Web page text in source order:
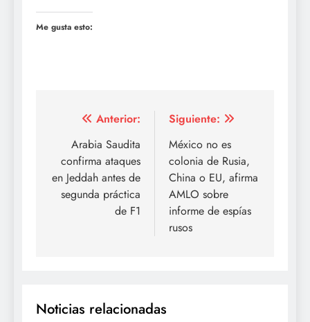
Me gusta esto:
Navegación
entradas
Anterior:
Arabia Saudita
confirma ataques
en Jeddah antes de
segunda práctica
de F1
Siguiente:
México no es
colonia de Rusia,
China o EU, afirma
AMLO sobre
informe de espías
rusos
Noticias relacionadas